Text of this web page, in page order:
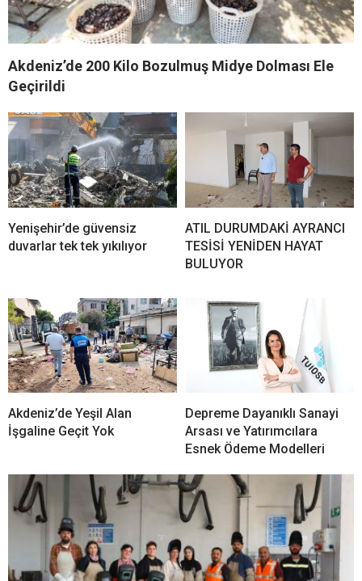
Akdeniz’de 200 Kilo Bozulmuş Midye Dolması Ele
Geçirildi
Yenişehir’de güvensiz
duvarlar tek tek yıkılıyor
ATIL DURUMDAKİ AYRANCI
TESİSİ YENİDEN HAYAT
BULUYOR
Akdeniz’de Yeşil Alan
İşgaline Geçit Yok
Depreme Dayanıklı Sanayi
Arsası ve Yatırımcılara
Esnek Ödeme Modelleri